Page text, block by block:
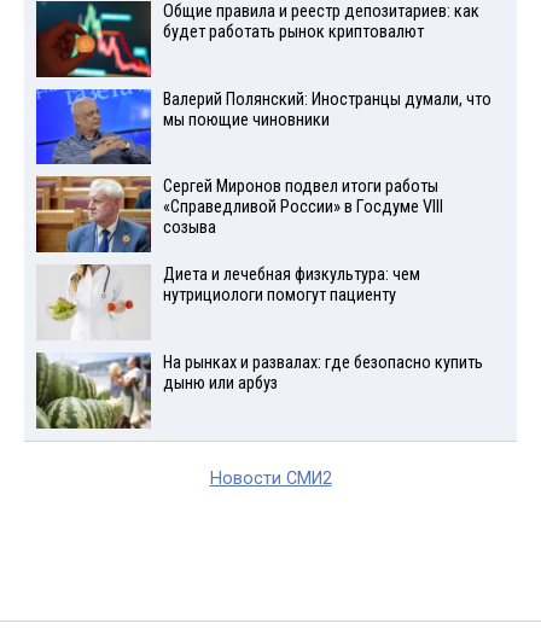
Общие правила и реестр депозитариев: как
будет работать рынок криптовалют
Валерий Полянский: Иностранцы думали, что
мы поющие чиновники
Сергей Миронов подвел итоги работы
«Справедливой России» в Госдуме VIII
созыва
Диета и лечебная физкультура: чем
нутрициологи помогут пациенту
На рынках и развалах: где безопасно купить
дыню или арбуз
Новости СМИ2